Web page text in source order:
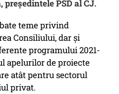
PSD al CJ.
teme privind
Consiliului, dar și
programului 2021-
apelurilor de proiecte
atât pentru sectorul
privat.